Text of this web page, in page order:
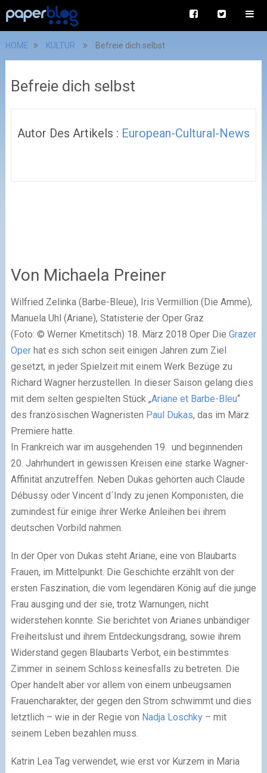
HOME KULTUR Befreie dich selbst
Befreie dich selbst
Autor Des Artikels : European-Cultural-News
Von Michaela Preiner
Wilfried Zelinka (Barbe-Bleue), Iris Vermillion (Die Amme),
Manuela Uhl (Ariane), Statisterie der Oper Graz
(Foto: © Werner Kmetitsch) 18. März 2018 Oper Die Grazer
Operhat es sich schon seit einigen Jahren zum Ziel
gesetzt, in jeder Spielzeit mit einem Werk Bezüge zu
Richard Wagner herzustellen. In dieser Saison gelang dies
mit dem selten gespielten Stück „Ariane et Barbe-Bleu“
des französischen Wagneristen Paul Dukas, das im März
Premiere hatte.
In Frankreich war im ausgehenden 19. und beginnenden
20. Jahrhundert in gewissen Kreisen eine starke Wagner-
Affinität anzutreffen. Neben Dukas gehörten auch Claude
Débussy oder Vincent d´Indy zu jenen Komponisten, die
zumindest für einige ihrer Werke Anleihen bei ihrem
deutschen Vorbild nahmen.
In der Oper von Dukas steht Ariane, eine von Blaubarts
Frauen, im Mittelpunkt. Die Geschichte erzählt von der
ersten Faszination, die vom legendären König auf die junge
Frau ausging und der sie, trotz Warnungen, nicht
widerstehen konnte. Sie berichtet von Arianes unbändiger
Freiheitslust und ihrem Entdeckungsdrang, sowie ihrem
Widerstand gegen Blaubarts Verbot, ein bestimmtes
Zimmer in seinem Schloss keinesfalls zu betreten. Die
Oper handelt aber vor allem von einem unbeugsamen
Frauencharakter, der gegen den Strom schwimmt und dies
letztlich – wie in der Regie von Nadja Loschky– mit
seinem Leben bezahlen muss.
Katrin Lea Tag verwendet, wie erst vor Kurzem in Maria